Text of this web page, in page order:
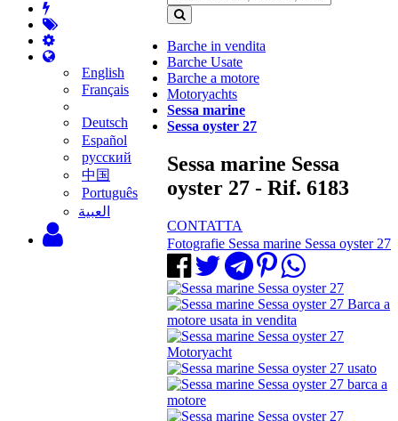
English
Français
Deutsch
Español
русский
中国
Português
‫العبية
Barche in vendita
Barche Usate
Barche a motore
Motoryachts
Sessa marine
Sessa oyster 27
Sessa marine Sessa
oyster 27 - Rif. 6183
CONTATTA
Fotografie Sessa marine Sessa oyster 27